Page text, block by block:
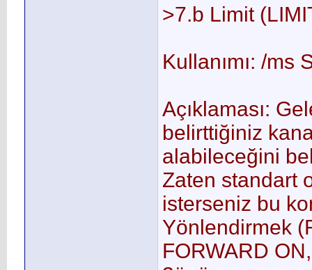
>7.b Limit
Kullanımı: /ms
Açıklaması:
belirttiğiniz
alabileceğini
Zaten standart
isterseniz bu
Yönlendirmek
FORWARD